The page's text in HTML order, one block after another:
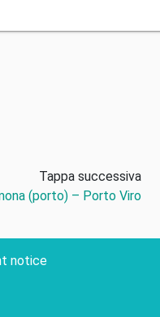
Tappa successiva
(porto) – Porto Viro
notice